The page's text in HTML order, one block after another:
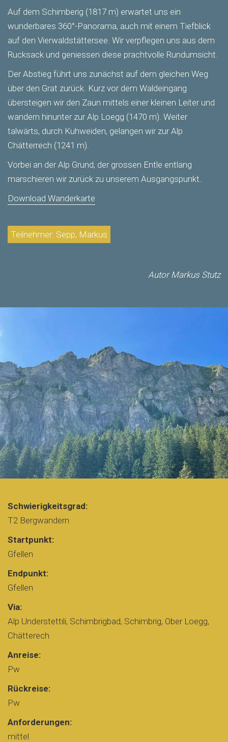
Auf dem Schimberig (1817 m) erwartet uns ein
wunderbares 360°-Panorama, auch mit einem Tiefblick
auf den Vierwaldstättersee. Wir verpflegen uns aus dem
Rucksack und geniessen diese prachtvolle Rundumsicht.
Der Abstieg führt uns zunächst auf dem gleichen Weg
über den Grat zurück. Kurz vor dem Waldeingang
übersteigen wir den Zaun mittels einer kleinen Leiter und
wandern hinunter zur Alp Loegg (1470 m). Weiter
talwärts, durch Kuhweiden, gelangen wir zur Alp
Chätterrech (1241 m).
Vorbei an der Alp Grund, der grossen Entle entlang
marschieren wir zurück zu unserem Ausgangspunkt.
Download Wanderkarte
Teilnehmer: Sepp, Markus
Autor Markus Stutz
Schwierigkeitsgrad:
T2 Bergwandern
Startpunkt:
Gfellen
Endpunkt:
Gfellen
Via:
Alp Understettili, Schimbrigbad, Schimbrig, Ober Loegg,
Chätterech
Anreise:
Pw
Rückreise:
Pw
Anforderungen:
mittel